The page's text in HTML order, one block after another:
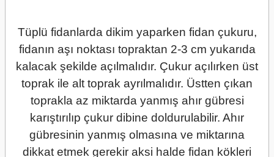
Tüplü fidanlarda dikim yaparken fidan çukuru,
fidanın aşı noktası topraktan 2-3 cm yukarıda
kalacak şekilde açılmalıdır. Çukur açılırken üst
toprak ile alt toprak ayrılmalıdır. Üstten çıkan
toprakla az miktarda yanmış ahır gübresi
karıştırılıp çukur dibine doldurulabilir. Ahır
gübresinin yanmış olmasına ve miktarına
dikkat etmek gerekir aksi halde fidan kökleri